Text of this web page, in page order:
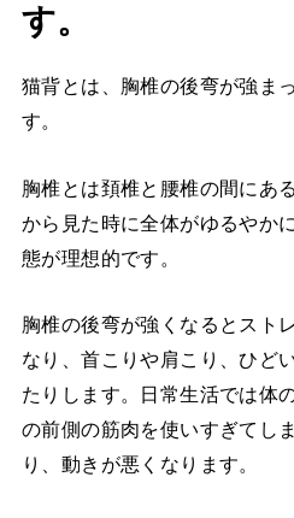
す。
猫背とは、胸椎の後弯が強ま
す。
胸椎とは頚椎と腰椎の間にあ
から見た時に全体がゆるやか
態が理想的です。
胸椎の後弯が強くなるとスト
なり、首こりや肩こり、ひど
たりします。日常生活では体
の前側の筋肉を使いすぎてし
り、動きが悪くなります。